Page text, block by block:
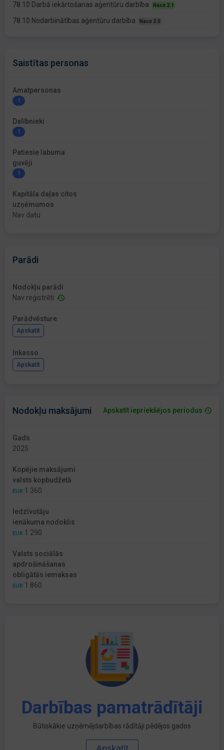
78.10 Darbā iekārtošanas aģentūru darbība Nace 2.1
78.10 Nodarbinātības aģentūru darbība Nace 2.0
Saistītas personas
Amatpersonas
1
Dalībnieki
1
Patiesie labuma
guvēji
1
Kapitāla daļas citos
uzņēmumos
Nav datu
Parādi
Nodokļu parādi
Nav reģistrēti
Parādvēsture
Apskatīt
Inkasso
Apskatīt
Nodokļu maksājumi Apskatīt iepriekšējos periodus
Gads
2025
Kopējie maksājumi
valsts kopbudžetā
EUR 1 360
Iedzīvotāju
ienākuma nodoklis
EUR 1 290
Valsts sociālās
apdrošināšanas
obligātās iemaksas
EUR 1 860
Darbības pamatrādītāji
Būtiskākie uzņēmējdarbības rādītāji pēdējos gados